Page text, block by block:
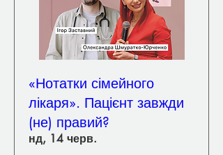
«Нотатки сімейного
лікаря». Пацієнт завжди
(не) правий?
нд, 14 черв.